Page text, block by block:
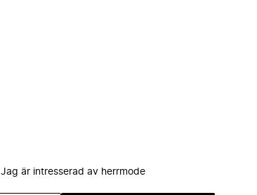
Jag är intresserad av herrmode